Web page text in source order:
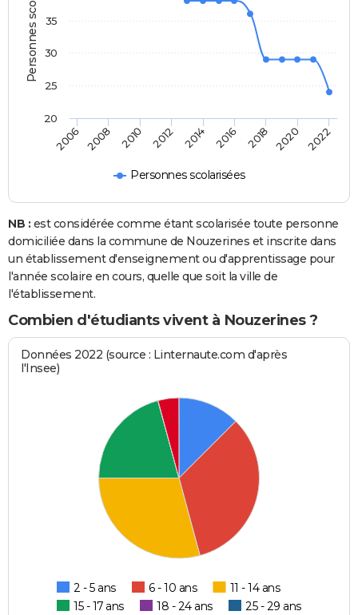
Personnes scolarisées
2006 2008 2010 2012 2014 2016 2018 2020 2022
20
25
30
35
NB : est considérée comme étant scolarisée toute personne
domiciliée dans la commune de Nouzerines et inscrite dans
un établissement d'enseignement ou d'apprentissage pour
l'année scolaire en cours, quelle que soit la ville de
l'établissement.
Combien d'étudiants vivent à Nouzerines ?
Données 2022 (source : Linternaute.com d'après
l'Insee)
2 - 5 ans 6 - 10 ans
11 - 14 ans
15 - 17 ans
18 - 24 ans
25 - 29 ans